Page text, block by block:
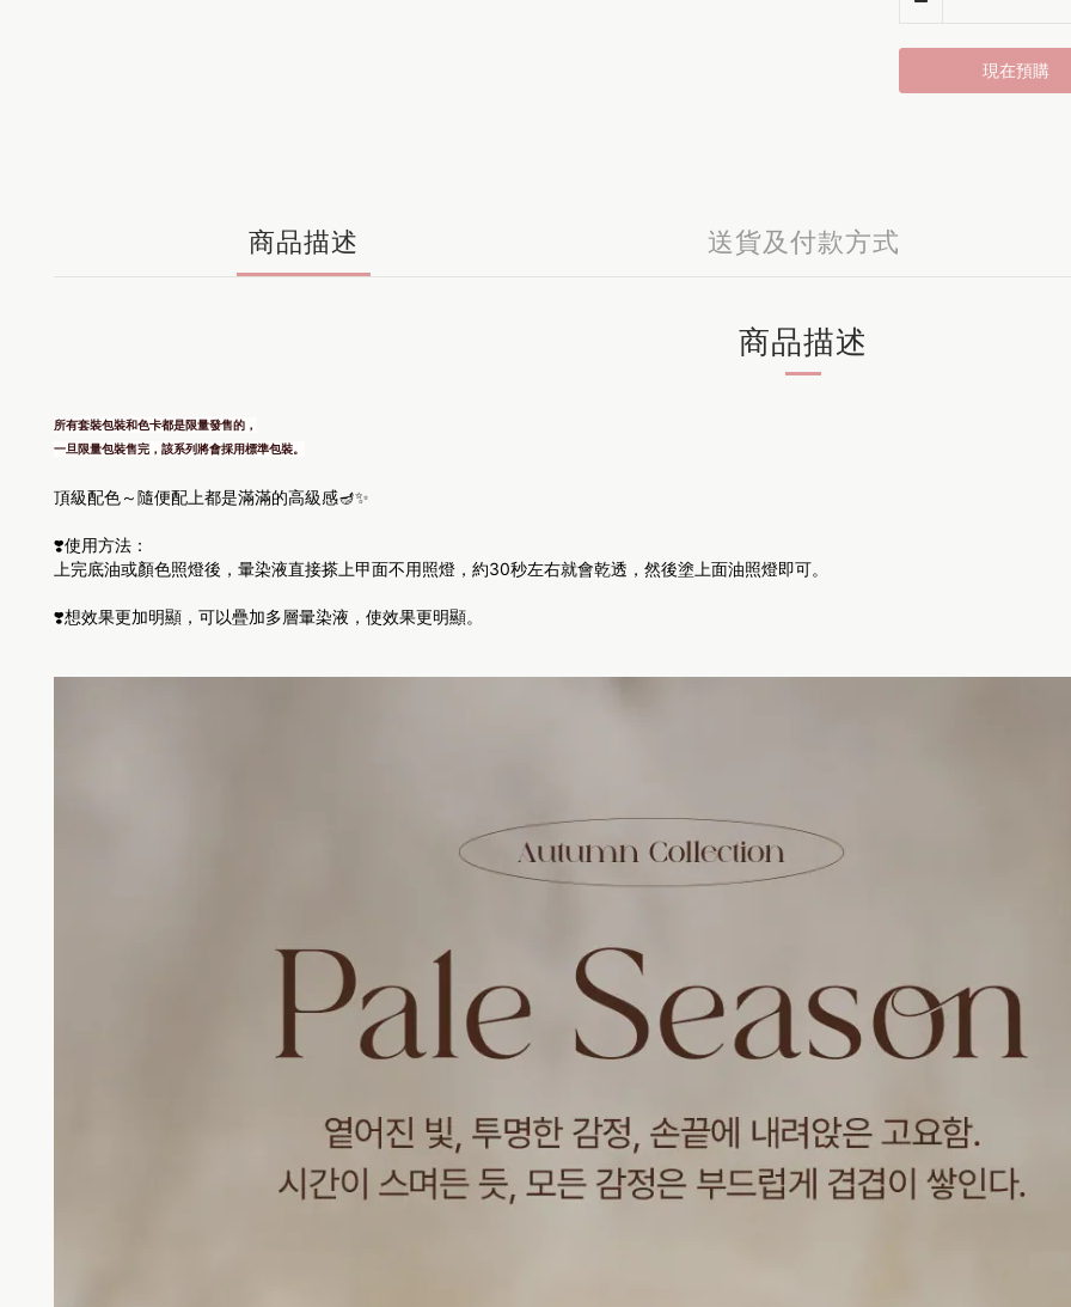
現在預購
商品描述 送貨及付款方式
商品描述
所有套裝包裝和色卡都是限量發售的，
一旦限量包裝售完，該系列將會採用標準包裝。
頂級配色～隨便配上都是滿滿的高級感🪔✨
❣️使用方法：
上完底油或顏色照燈後，暈染液直接搽上甲面不用照燈，約30秒左右就會乾透，然後塗上面油照燈即可。
❣️想效果更加明顯，可以疊加多層暈染液，使效果更明顯。